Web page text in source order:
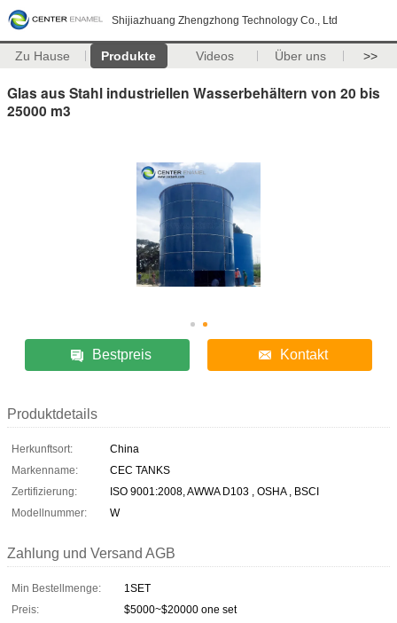
Shijiazhuang Zhengzhong Technology Co., Ltd
Zu Hause Produkte Videos Über uns >>
Glas aus Stahl industriellen Wasserbehältern von 20 bis
25000 m3
Bestpreis Kontakt
Produktdetails
Herkunftsort:
China
Markenname:
CEC TANKS
Zertifizierung:
ISO 9001:2008, AWWA D103 , OSHA , BSCI
Modellnummer:
W
Zahlung und Versand AGB
Min Bestellmenge:
1SET
Preis:
$5000~$20000 one set